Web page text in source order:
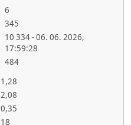
6
345
10 334 - 06. 06. 2026,
17:59:28
484
1,28
2,08
0,35
18